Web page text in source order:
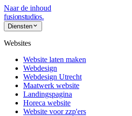
Naar de inhoud
fusionstudios.
Diensten
Websites
Website laten maken
Webdesign
Webdesign Utrecht
Maatwerk website
Landingspagina
Horeca website
Website voor zzp'ers